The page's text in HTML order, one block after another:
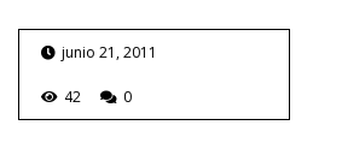
junio 21, 2011
42 0